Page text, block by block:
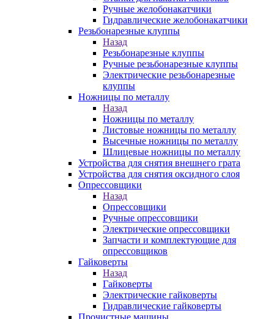
Ручные желобонакатчики
Гидравлические желобонакатчики
Резьбонарезные клуппы
Назад
Резьбонарезные клуппы
Ручные резьбонарезные клуппы
Электрические резьбонарезные
клуппы
Ножницы по металлу
Назад
Ножницы по металлу
Листовые ножницы по металлу
Высечные ножницы по металлу
Шлицевые ножницы по металлу
Устройства для снятия внешнего грата
Устройства для снятия оксидного слоя
Опрессовщики
Назад
Опрессовщики
Ручные опрессовщики
Электрические опрессовщики
Запчасти и комплектующие для
опрессовщиков
Гайковерты
Назад
Гайковерты
Электрические гайковерты
Гидравлические гайковерты
Прочистные машины